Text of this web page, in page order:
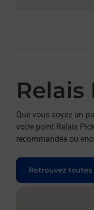
Relais
Que vous soyez un
votre point Relais
recommandée ou
Retrouvez